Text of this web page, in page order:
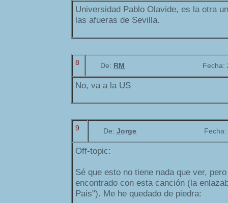
Universidad Pablo Olavide, es la otra
las afueras de Sevilla.
8 De: RM Fecha:
No, va a la US
9 De: Jorge Fecha:
Off-topic:
Sé que esto no tiene nada que ver,
encontrado con esta canción (la
Pais"). Me he quedado de piedra: